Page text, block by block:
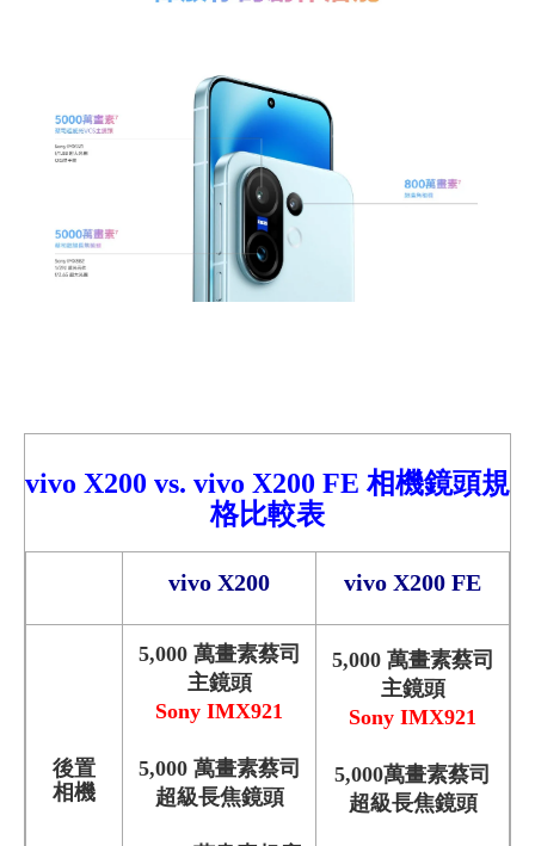
vivo X200 vs. vivo X200 FE 相機鏡頭規
格比較表
vivo X200 vivo X200 FE
後置
相機
5,000 萬畫素蔡司
主鏡頭
Sony IMX921
5,000 萬畫素蔡司
超級長焦鏡頭
5,000 萬畫素蔡司
主鏡頭
Sony IMX921
5,000萬畫素蔡司
超級長焦鏡頭